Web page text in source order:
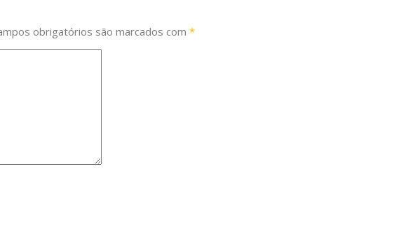
obrigatórios são marcados com *